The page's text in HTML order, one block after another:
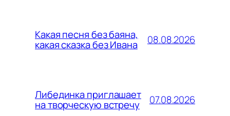
Какая песня без баяна,
какая сказка без Ивана 08.08.2026
Либединка приглашает
на творческую встречу 07.08.2026